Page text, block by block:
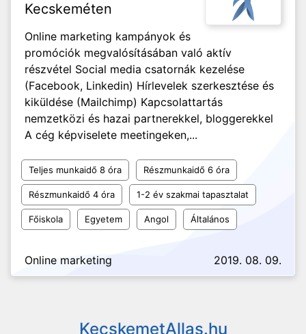
Kecskeméten
Online marketing kampányok és
promóciók megvalósításában való aktív
részvétel Social media csatornák kezelése
(Facebook, Linkedin) Hírlevelek szerkesztése és
kiküldése (Mailchimp) Kapcsolattartás
nemzetközi és hazai partnerekkel, bloggerekkel
A cég képviselete meetingeken,...
Teljes munkaidő 8 óra Részmunkaidő 6 óra
Részmunkaidő 4 óra 1-2 év szakmai tapasztalat
Főiskola Egyetem Angol Általános
Online marketing 2019. 08. 09.
KecskemetAllas.hu